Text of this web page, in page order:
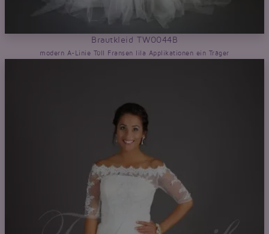
Brautkleid TW0044B
modern A-Linie Tüll Fransen lila Applikationen ein Träger